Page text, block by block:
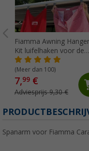
Fiamma Awning
Kit luifelhaken voor de
peesgeleider
(Meer dan 100)
7,99 €
Adviesprijs 9,30 €
Spanarm voor Fiamma